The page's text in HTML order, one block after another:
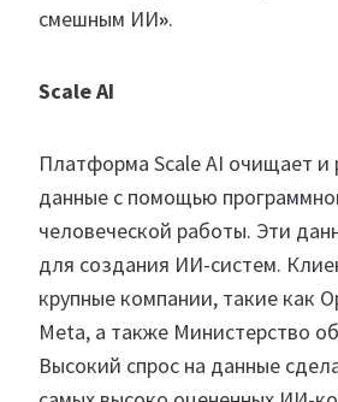
смешным ИИ».
Scale AI
Платформа Scale AI очищает и
данные с помощью
человеческой работы. Эти
для создания ИИ-систем.
крупные компании, такие как
Meta, а также Министерство
Высокий спрос на данные